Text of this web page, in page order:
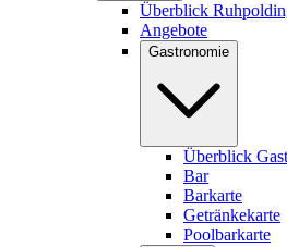
Überblick
Angebote
Gastronomie
Überblick
Bar
Barkarte
Getränkekarte
Poolbarkarte